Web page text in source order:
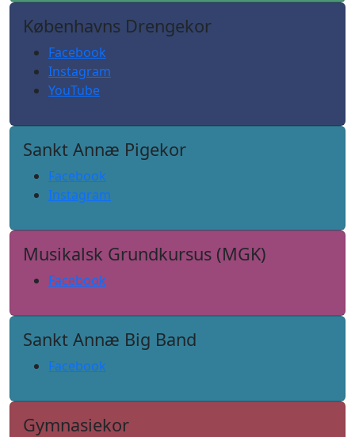
Københavns Drengekor
Facebook
Instagram
YouTube
Sankt Annæ Pigekor
Facebook
Instagram
Musikalsk Grundkursus (MGK)
Facebook
Sankt Annæ Big Band
Facebook
Gymnasiekor